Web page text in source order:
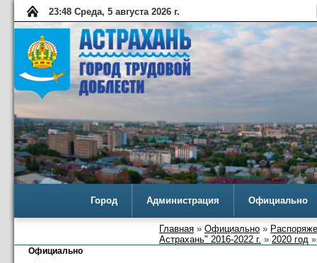
23:48 Среда, 5 августа 2026 г.
Город Администрация Официально
Главная » Официально »
Астрахань" 2016-2022 г. » 2020 год
Официально